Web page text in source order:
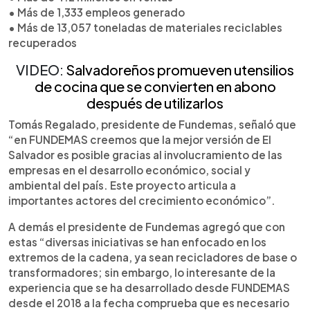
• Más de 1,333 empleos generado
• Más de 13,057 toneladas de materiales reciclables
recuperados
VIDEO: Salvadoreños promueven utensilios
de cocina que se convierten en abono
después de utilizarlos
Tomás Regalado, presidente de Fundemas, señaló que
“en FUNDEMAS creemos que la mejor versión de El
Salvador es posible gracias al involucramiento de las
empresas en el desarrollo económico, social y
ambiental del país. Este proyecto articula a
importantes actores del crecimiento económico”.
A demás el presidente de Fundemas agregó que con
estas “diversas iniciativas se han enfocado en los
extremos de la cadena, ya sean recicladores de base o
transformadores; sin embargo, lo interesante de la
experiencia que se ha desarrollado desde FUNDEMAS
desde el 2018 a la fecha comprueba que es necesario